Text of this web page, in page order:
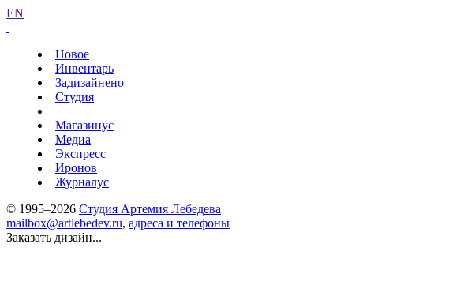
EN
Новое
Инвентарь
Задизайнено
Студия
Магазинус
Медиа
Экспресс
Иронов
Журналус
© 1995–2026 Студия Артемия Лебедева
mailbox@artlebedev.ru, адреса и телефоны
Заказать дизайн...